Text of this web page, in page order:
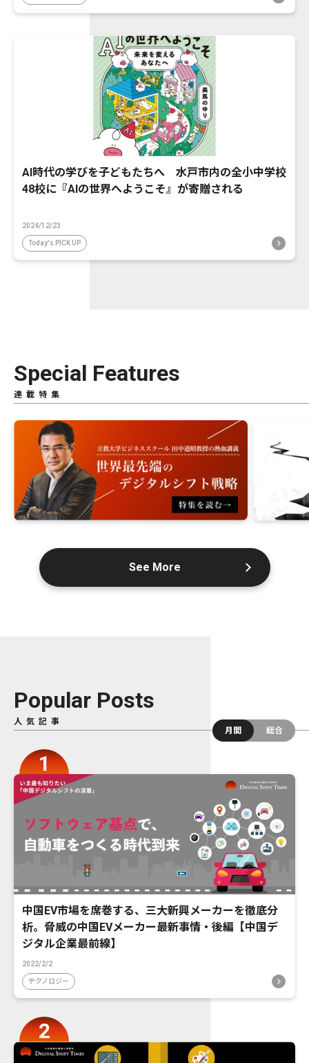
AI時代の学びを子どもたちへ 水戸市内の全小中学校
48校に『AIの世界へようこそ』が寄贈される
2024/12/23
Today's PICK UP
Special Features
連載特集
See More
Popular Posts
人気記事
月間
総合
中国EV市場を席巻する、三大新興メーカーを徹底分
析。脅威の中国EVメーカー最新事情・後編【中国デ
ジタル企業最前線】
2022/2/2
テクノロジー